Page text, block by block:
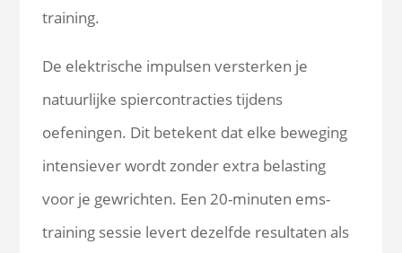
training.
De elektrische impulsen versterken je
natuurlijke spiercontracties tijdens
oefeningen. Dit betekent dat elke beweging
intensiever wordt zonder extra belasting
voor je gewrichten. Een 20-minuten ems-
training sessie levert dezelfde resultaten als